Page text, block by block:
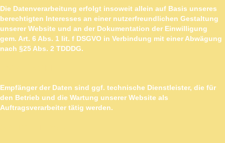
Die Datenverarbeitung erfolgt insoweit allein auf Basis unseres
berechtigten Interesses an einer nutzerfreundlichen Gestaltung
unserer Website und an der Dokumentation der Einwilligung
gem. Art. 6 Abs. 1 lit. f DSGVO in Verbindung mit einer Abwägung
nach §25 Abs. 2 TDDDG.
Empfänger der Daten sind ggf. technische Dienstleister, die für
den Betrieb und die Wartung unserer Website als
Auftragsverarbeiter tätig werden.